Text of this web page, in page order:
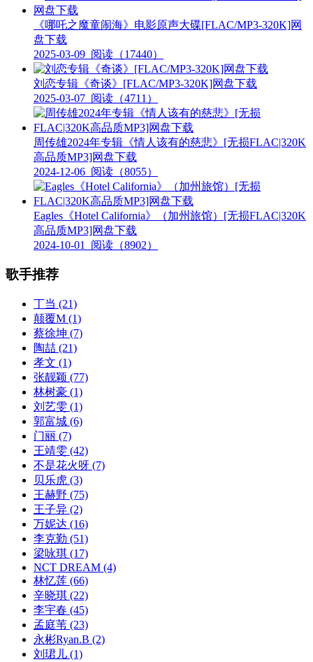
《哪吒之魔童闹海》电影原声大碟[FLAC/MP3-320K]网
盘下载
2025-03-09 阅读（17440）
刘恋专辑《奇谈》[FLAC/MP3-320K]网盘下载
2025-03-07 阅读（4711）
周传雄2024年专辑《情人该有的慈悲》[无损FLAC|320K
高品质MP3]网盘下载
2024-12-06 阅读（8055）
Eagles《Hotel California》（加州旅馆）[无损FLAC|320K
高品质MP3]网盘下载
2024-10-01
阅读（8902）
歌手推荐
丁当 (21)
颠覆M (1)
蔡徐坤 (7)
陶喆 (21)
孝文 (1)
张靓颖 (77)
林树豪 (1)
刘艺雯 (1)
郭富城 (6)
门丽 (7)
王靖雯 (42)
不是花火呀 (7)
贝乐虎 (3)
王赫野 (75)
王子异 (2)
万妮达 (16)
李克勤 (51)
梁咏琪 (17)
NCT DREAM (4)
林忆莲 (66)
辛晓琪 (22)
李宇春 (45)
孟庭苇 (23)
永彬Ryan.B (2)
刘珺儿 (1)